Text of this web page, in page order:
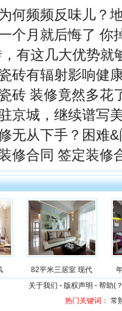
何频频反味儿？
个月就后悔了 你
有这几大优势就
砖有辐射影响健
砖 装修竟然多花
京城，继续谱写
无从下手？困难
修合同 签定装修
82平米三居室 现代
关于我们 - 版权声明 - 帮助(
热门关键词： 常